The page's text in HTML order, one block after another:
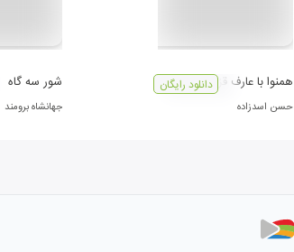
همنوا با عارف قزوينی
حسن اسدزاده
دانلود رایگان شور سه گاه
جهانشاه برومند